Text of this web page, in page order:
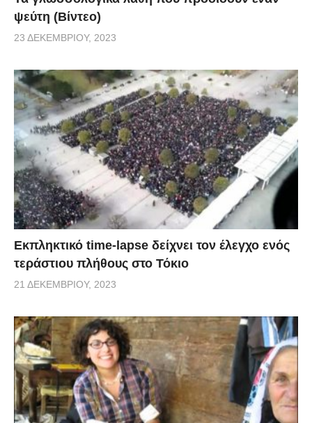
ψεύτη (Βίντεο)
23 ΔΕΚΕΜΒΡΊΟΥ, 2023
Εκπληκτικό time-lapse δείχνει τον έλεγχο ενός
τεράστιου πλήθους στο Τόκιο
21 ΔΕΚΕΜΒΡΊΟΥ, 2023